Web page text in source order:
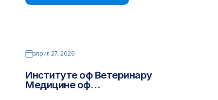
април 27, 2026
Институте оф Ветеринарy
Медицине оф…